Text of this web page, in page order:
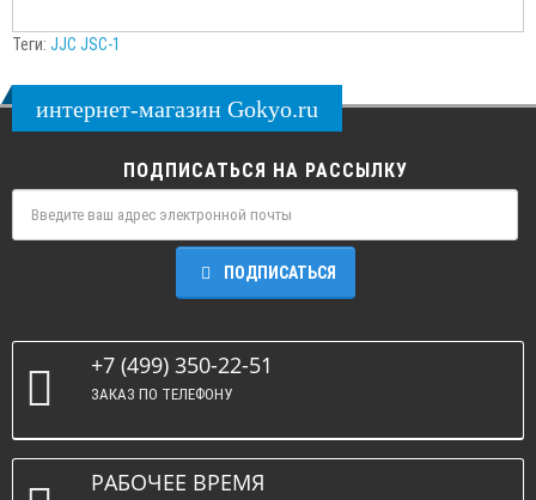
Теги: JJC JSC-1
интернет-магазин Gokyo.ru
ПОДПИСАТЬСЯ НА РАССЫЛКУ
ПОДПИСАТЬСЯ
+7 (499) 350-22-51
ЗАКАЗ ПО ТЕЛЕФОНУ
РАБОЧЕЕ ВРЕМЯ